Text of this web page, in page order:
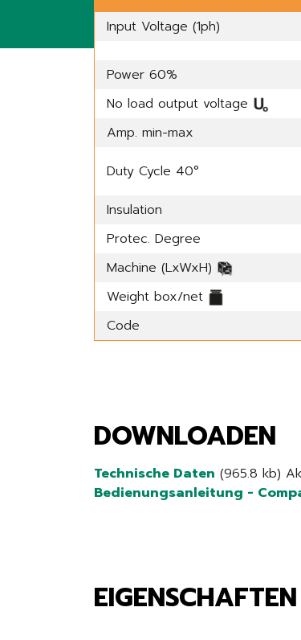
Input Voltage (1ph)
Power 60%
No load output voltage
Amp. min-max
Duty Cycle 40°
Insulation
Protec. Degree
Machine (LxWxH)
Weight box/net
Code
DOWNLOADEN
Technische Daten (965.8 kb)
Bedienungsanleitung -
EIGENSCHAFTEN